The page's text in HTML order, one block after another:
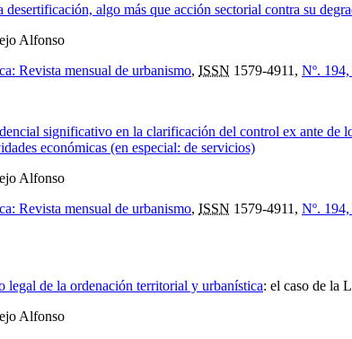
desertificación, algo más que acción sectorial contra su
Alfonso
Revista mensual de urbanismo, ISSN 1579-4911, Nº.
significativo en la clarificación del control ex ante de
económicas (en especial: de servicios)
Alfonso
Revista mensual de urbanismo, ISSN 1579-4911, Nº.
legal de la ordenación territorial y urbanística: el caso de la
Alfonso